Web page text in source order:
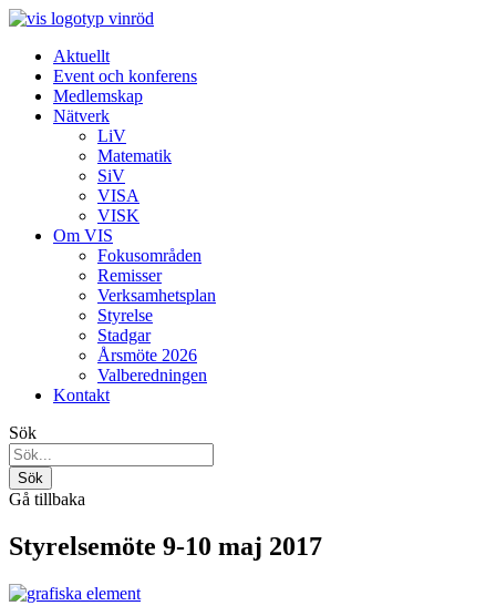
Aktuellt
Event och konferens
Medlemskap
Nätverk
LiV
Matematik
SiV
VISA
VISK
Om VIS
Fokusområden
Remisser
Verksamhetsplan
Styrelse
Stadgar
Årsmöte 2026
Valberedningen
Kontakt
Sök
Gå tillbaka
Styrelsemöte 9-10 maj 2017